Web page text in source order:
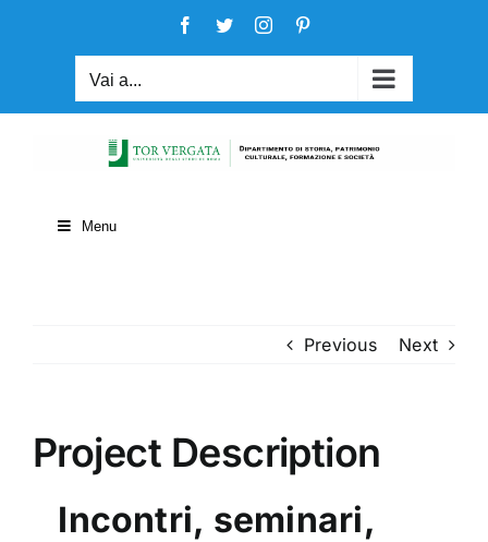
Facebook
TwitterInstagram
Vai a...
Menu
Previous Next
Project Description
Incontri, seminari,